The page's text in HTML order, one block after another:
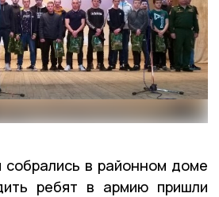
в районном доме
ребят в армию пришли